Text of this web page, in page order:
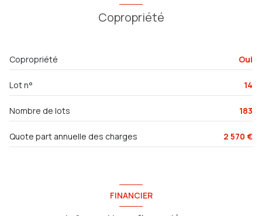
Copropriété
Copropriété Oui
Lot n° 14
Nombre de lots 183
Quote part annuelle des charges 2 570 €
FINANCIER